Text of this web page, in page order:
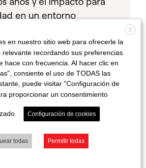
en un entorno
se enorgullece de
con la Comisión
más de diez años, y
adicional de los
X
en nuestro sitio web para ofrecerle la
relevante recordando sus preferencias
hace con frecuencia. Al hacer clic en
consiente el uso de TODAS las
puede visitar "Configuración de
proporcionar un consentimiento
Configuración de cookies
todas Permitir todas